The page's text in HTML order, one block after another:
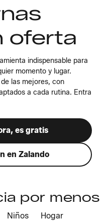
oferta
indispensable para
momento y lugar.
las mejores, con
a cada rutina. Entra
es gratis
en Zalando
por menos
Niños Hogar